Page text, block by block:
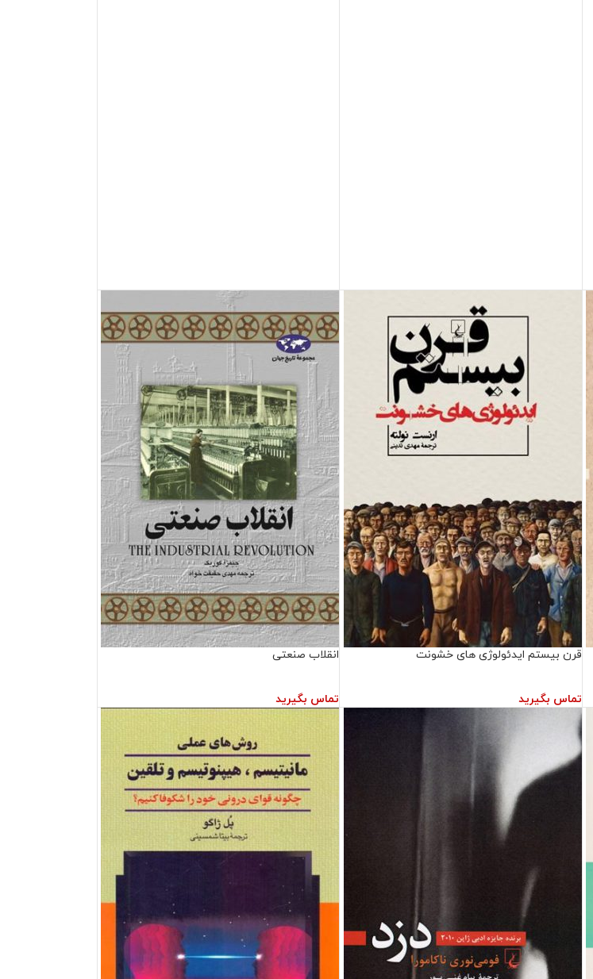
قرن بیستم ایدئولوژی‌ های خشونت
تماس بگیرید
انقلاب صنعتی
تماس بگیرید